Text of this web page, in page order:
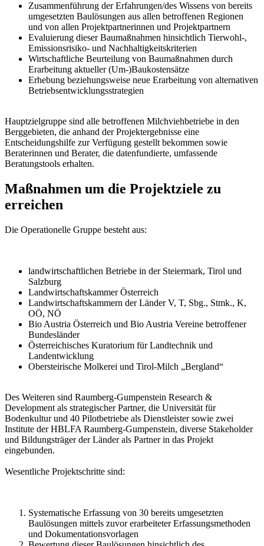
Zusammenführung der Erfahrungen/des Wissens von bereits
umgesetzten Baulösungen aus allen betroffenen Regionen
und von allen Projektpartnerinnen und Projektpartnern
Evaluierung dieser Baumaßnahmen hinsichtlich Tierwohl-,
Emissionsrisiko- und Nachhaltigkeitskriterien
Wirtschaftliche Beurteilung von Baumaßnahmen durch
Erarbeitung aktueller (Um-)Baukostensätze
Erhebung beziehungsweise neue Erarbeitung von alternativen
Betriebsentwicklungsstrategien
Hauptzielgruppe sind alle betroffenen Milchviehbetriebe in den
Berggebieten, die anhand der Projektergebnisse eine
Entscheidungshilfe zur Verfügung gestellt bekommen sowie
Beraterinnen und Berater, die datenfundierte, umfassende
Beratungstools erhalten.
Maßnahmen um die Projektziele zu
erreichen
Die Operationelle Gruppe besteht aus:
landwirtschaftlichen Betriebe in der Steiermark, Tirol und
Salzburg
Landwirtschaftskammer Österreich
Landwirtschaftskammern der Länder V, T, Sbg., Stmk., K,
OÖ, NÖ
Bio Austria Österreich und Bio Austria Vereine betroffener
Bundesländer
Österreichisches Kuratorium für Landtechnik und
Landentwicklung
Obersteirische Molkerei und Tirol-Milch „Bergland“
Des Weiteren sind Raumberg-Gumpenstein Research &
Development als strategischer Partner, die Universität für
Bodenkultur und 40 Pilotbetriebe als Dienstleister sowie zwei
Institute der HBLFA Raumberg-Gumpenstein, diverse Stakeholder
und Bildungsträger der Länder als Partner in das Projekt
eingebunden.
Wesentliche Projektschritte sind:
Systematische Erfassung von 30 bereits umgesetzten
Baulösungen mittels zuvor erarbeiteter Erfassungsmethoden
und Dokumentationsvorlagen